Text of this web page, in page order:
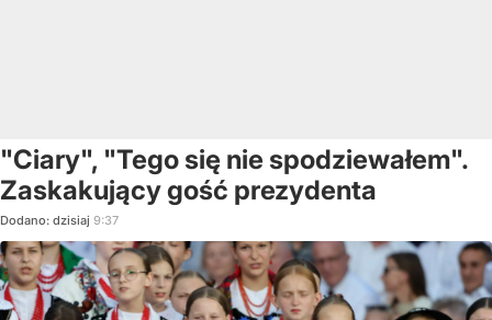
"Ciary", "Tego się nie spodziewałem".
Zaskakujący gość prezydenta
Dodano: dzisiaj 9:37